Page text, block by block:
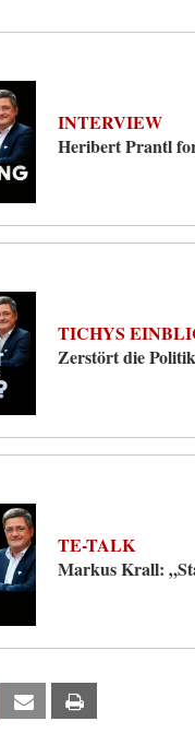
INTERVIEW
Heribert Prantl
TICHYS
Zerstört die
TE-TALK
Markus Krall:
Xing Email